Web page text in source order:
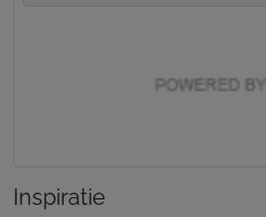
Inspiratie